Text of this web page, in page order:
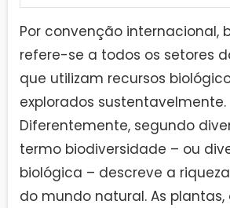
Por convenção internacional,
refere-se a todos os setores
que utilizam recursos
explorados sustentavelmente.
Diferentemente, segundo
termo biodiversidade – ou
biológica – descreve a
do mundo natural. As plantas,